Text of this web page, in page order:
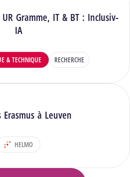
Gramme, IT & BT : Inclusiv-
IA
& TECHNIQUE RECHERCHE
à Leuven
DÉPARTEMENT :
HELMO